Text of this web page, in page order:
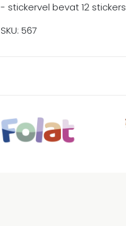
- stickervel bevat 12 stickers
SKU: 567